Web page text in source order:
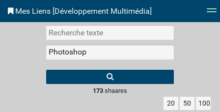
Mes Liens [Développement Multimédia]
Nuage de tags Accès site
173shaares
20 50 100